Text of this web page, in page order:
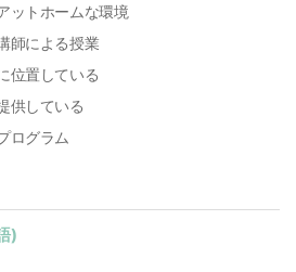
ットホームな環境
師による授業
位置している
供している
ログラム
)